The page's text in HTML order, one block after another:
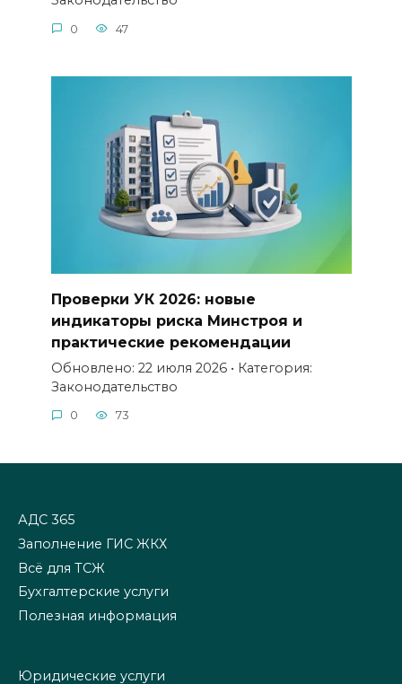
0 47
Проверки УК 2026: новые
индикаторы риска Минстроя и
практические рекомендации
Обновлено: 22 июля 2026 • Категория:
Законодательство
0 73
АДС 365
Заполнение ГИС ЖКХ
Всё для ТСЖ
Бухгалтерские услуги
Полезная информация
Юридические услуги